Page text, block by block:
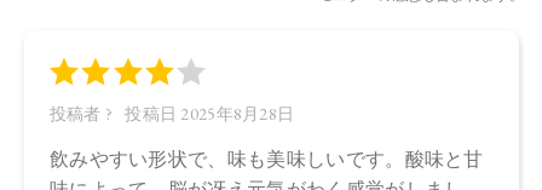
【店舗発売日】
CosmeKitchen 2025/6/2
Biople 2025/6/2
舗にお問い合わせください。